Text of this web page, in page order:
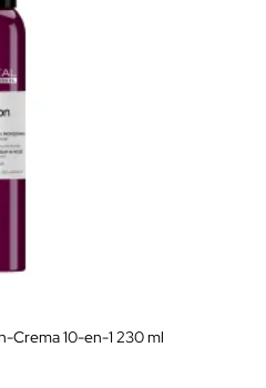
Crema 10-en-1 230 ml